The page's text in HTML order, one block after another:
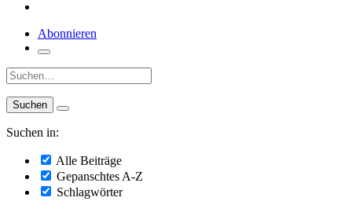
Abonnieren
Suche:
Suchen in:
Alle Beiträge
Gepanschtes A-Z
Schlagwörter